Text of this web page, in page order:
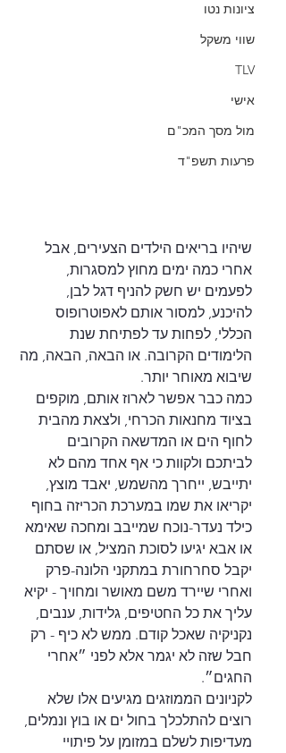
ציונות נטו
שווי משקל
TLV
אישי
מול מסך המכ"ם
פרעות תשפ"ד
שיהיו בריאים הילדים הצעירים, אבל
אחרי כמה ימים מחוץ למסגרות,
לפעמים יש חשק להניף דגל לבן,
להיכנע, למסור אותם לאפוטרופוס
הכללי, לפחות עד לפתיחת שנת
הלימודים הקרובה. או הבאה, הבאה, מה
שיבוא מאוחר יותר.
כמה כבר אפשר לארוז אותם, מוקפים
בציוד מחנאות הכרחי, ולצאת מהבית
לחוף הים או המדשאה הקרובים
לביתכם ולקוות כי אף אחד מהם לא
יתייבש, ייחרך מהשמש, יאבד מוצץ,
יקריאו את שמו במערכת הכריזה בחוף
כילד נעדר-נוכח שמייבב ומחכה שאימא
או אבא יגיעו לסוכת המציל, או שסתם
יקבל סחרחורת במתקני הלונה-פרק
ואחרי שיירד משם מאושר ומחויך - יקיא
עליך את כל החטיפים, גלידות, ענבים,
נקניקיה שאכל קודם. ממש לא כיף - רק
חבל שזה לא יגמר אלא לפני ״אחרי
החגים״.
לקניונים הממוזגים מגיעים אלו שלא
רוצים להתלכלך בחול ים או בוץ ונמלים,
מעדיפות לשלם במזומן על פיתויי